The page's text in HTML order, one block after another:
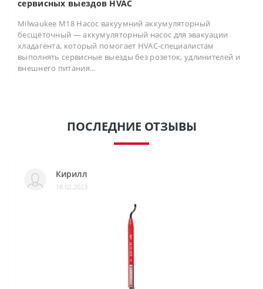
сервисных выездов HVAC
Milwaukee M18 Насос вакуумний аккумуляторный
бесщёточный — аккумуляторный насос для эвакуации
хладагента, который помогает HVAC-специалистам
выполнять сервисные выезды без розеток, удлинителей и
внешнего питания...
ПОСЛЕДНИЕ ОТЗЫВЫ
Кирилл
18.02.2023